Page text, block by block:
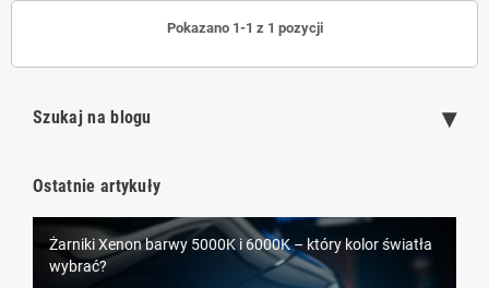
Szukaj na blogu
Ostatnie artykuły
LEDowe oświetlenie samochodowe D1S – nowoczesna
Żarniki Xenon barwy 5000K i 6000K – który kolor światła
wybrać?
Pokazano 1-1 z 1 pozycji